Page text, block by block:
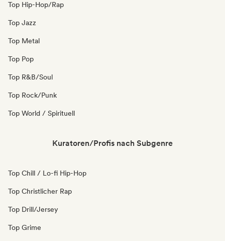
Top Hip-Hop/Rap
Top Jazz
Top Metal
Top Pop
Top R&B/Soul
Top Rock/Punk
Top World / Spirituell
Kuratoren/Profis nach Subgenre
Top Chill / Lo-fi Hip-Hop
Top Christlicher Rap
Top Drill/Jersey
Top Grime